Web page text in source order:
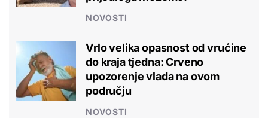
NOVOSTI
Vrlo velika opasnost od vrućine
do kraja tjedna: Crveno
upozorenje vlada na ovom
području
NOVOSTI